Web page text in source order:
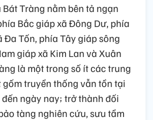
Bát Tràng nằm bên tả ngạn
Bắc giáp xã Đông Dư, phía
Đa Tốn, phía Tây giáp sông
giáp xã Kim Lan và Xuân
là một trong số ít các trung
gốm truyền thống vẫn tồn tại
ngày nay; trở thành đối
tàng nghiên cứu, sưu tầm